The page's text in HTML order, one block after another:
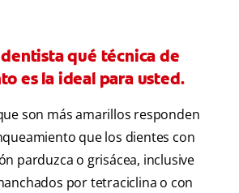
qué técnica de
es la ideal para usted.
son más amarillos responden
que los dientes con
parduzca o grisácea, inclusive
por tetraciclina o con